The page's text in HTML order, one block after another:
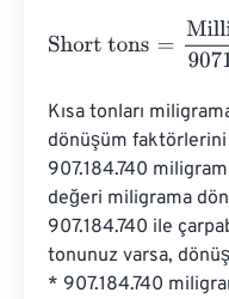
Short tons
Kısa tonları
dönüşüm faktörlerini
907.184.740
değeri miligrama
907.184.740 ile
tonunuz varsa,
* 907.184.740